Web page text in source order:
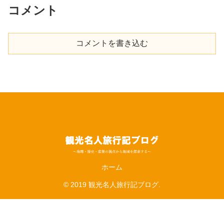
コメント
コメントを書き込む
ホーム
© 2019 観光名人旅行記ブログ.